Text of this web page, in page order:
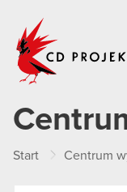
Start Centrum